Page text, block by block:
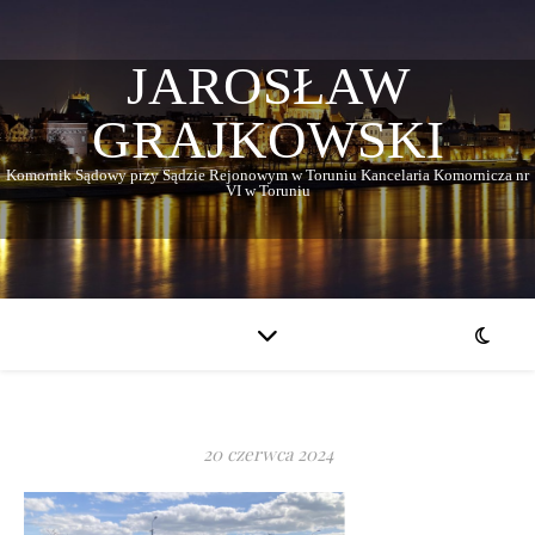
JAROSŁAW
GRAJKOWSKI
Komornik Sądowy przy Sądzie Rejonowym w Toruniu Kancelaria Komornicza nr
VI w Toruniu
20 czerwca 2024